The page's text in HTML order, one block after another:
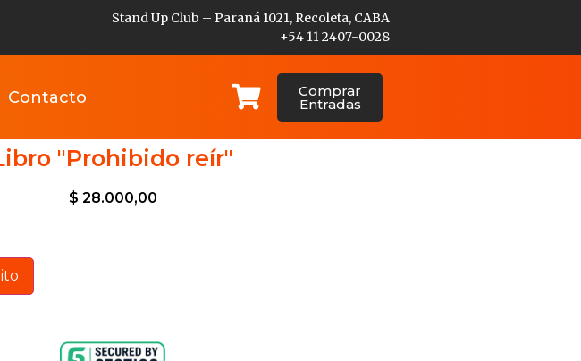
Stand Up Club – Paraná 1021, Recoleta, CABA
+54 11 2407-0028
Contacto Comprar
Entradas
"Prohibido reír"
$ 28.000,00